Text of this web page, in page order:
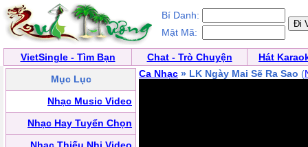
Bí Danh:
Mật Mã:
VietSingle - Tìm Bạn Chat - Trò Chuyện
Hát
Mục Lục
Nhạc Music Video
Nhạc Hay Tuyển Chọn
Ca Nhạc » LK Ngày Mai Sẽ Ra Sao (